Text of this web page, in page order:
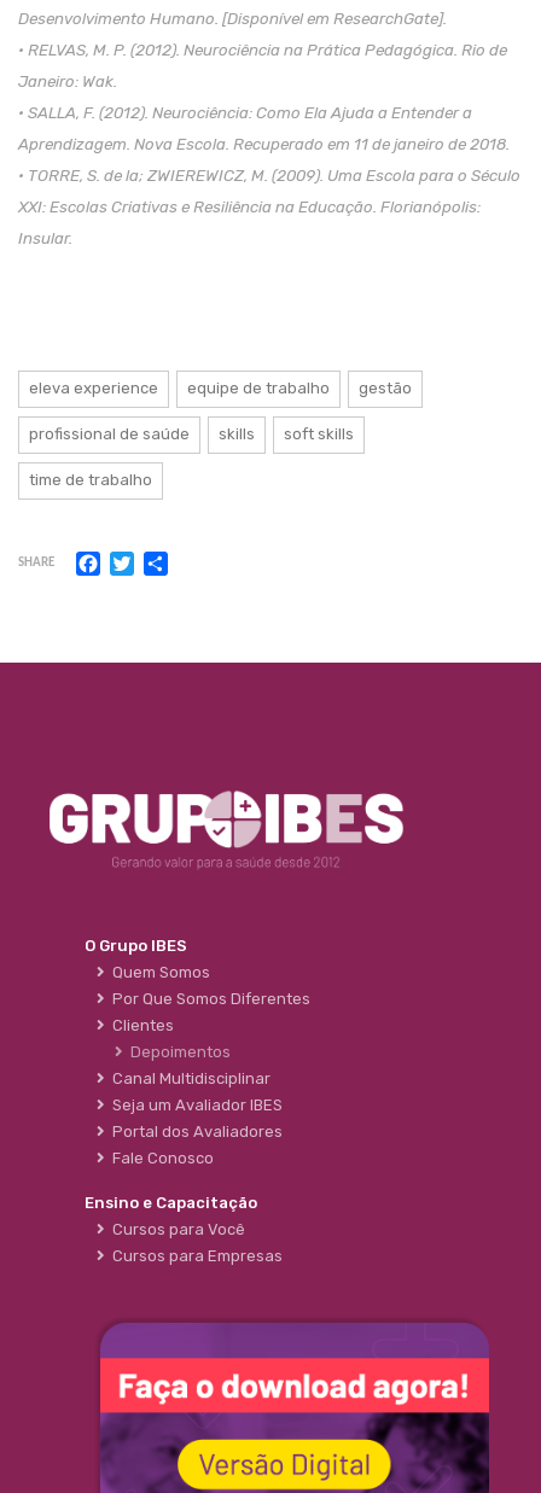
Desenvolvimento Humano. [Disponível em ResearchGate].
• RELVAS, M. P. (2012). Neurociência na Prática Pedagógica. Rio de
Janeiro: Wak.
• SALLA, F. (2012). Neurociência: Como Ela Ajuda a Entender a
Aprendizagem. Nova Escola. Recuperado em 11 de janeiro de 2018.
• TORRE, S. de la; ZWIEREWICZ, M. (2009). Uma Escola para o Século
XXI: Escolas Criativas e Resiliência na Educação. Florianópolis:
Insular.
eleva experience equipe de trabalho gestão
profissional de saúde skills soft skills
time de trabalho
SHARE Facebook
Twitter
O Grupo IBES
Quem Somos
Por Que Somos Diferentes
Clientes
Depoimentos
Canal Multidisciplinar
Seja um Avaliador IBES
Portal dos Avaliadores
Fale Conosco
Ensino e Capacitação
Cursos para Você
Cursos para Empresas